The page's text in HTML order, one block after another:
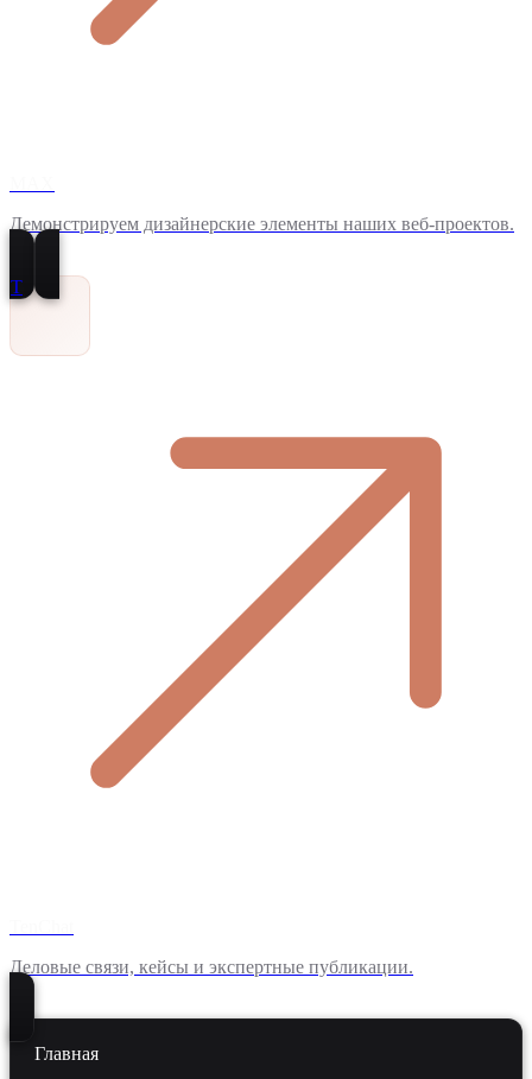
Демонстрируем дизайнерские элементы наших веб-проектов.
T
Деловые связи, кейсы и экспертные публикации.
Главная